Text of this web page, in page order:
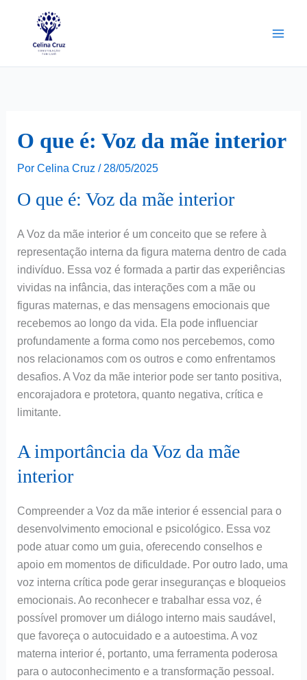
O que é: Voz da mãe interior
Por Celina Cruz / 28/05/2025
O que é: Voz da mãe interior
A Voz da mãe interior é um conceito que se refere à
representação interna da figura materna dentro de cada
indivíduo. Essa voz é formada a partir das experiências
vividas na infância, das interações com a mãe ou
figuras maternas, e das mensagens emocionais que
recebemos ao longo da vida. Ela pode influenciar
profundamente a forma como nos percebemos, como
nos relacionamos com os outros e como enfrentamos
desafios. A Voz da mãe interior pode ser tanto positiva,
encorajadora e protetora, quanto negativa, crítica e
limitante.
A importância da Voz da mãe
interior
Compreender a Voz da mãe interior é essencial para o
desenvolvimento emocional e psicológico. Essa voz
pode atuar como um guia, oferecendo conselhos e
apoio em momentos de dificuldade. Por outro lado, uma
voz interna crítica pode gerar inseguranças e bloqueios
emocionais. Ao reconhecer e trabalhar essa voz, é
possível promover um diálogo interno mais saudável,
que favoreça o autocuidado e a autoestima. A voz
materna interior é, portanto, uma ferramenta poderosa
para o autoconhecimento e a transformação pessoal.